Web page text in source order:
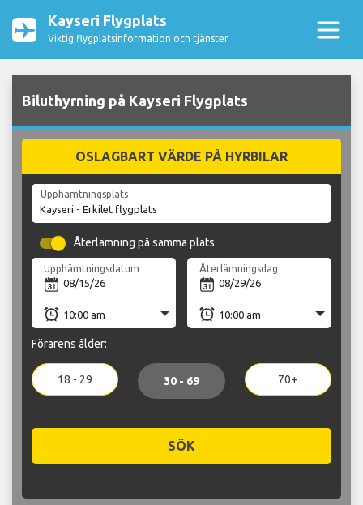
Kayseri Flygplats
Viktig flygplatsinformation och tjänster
Biluthyrning på Kayseri Flygplats
OSLAGBART VÄRDE PÅ HYRBILAR
Upphämtningsplats
Återlämning på samma plats
Upphämtningsdatum Återlämningsdag
Förarens ålder:
18 - 29 30 - 69 70+
SÖK